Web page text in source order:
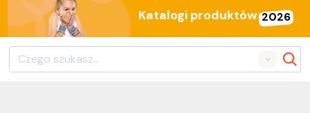
Katalogi produktów 2026
Search